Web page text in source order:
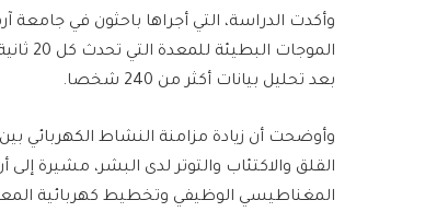
وأكدت الدراسة، التي أجراها باحثون في جامعة
بعد تحليل بيانات أكثر من 240 شخصا.
وأوضحت أن زيادة مزامنة النشاط الكهربائي
القلق والاكتئاب والتوتر لدى البشر، مشيرة
المغناطيسي الوظيفي وتخطيط كهربائية